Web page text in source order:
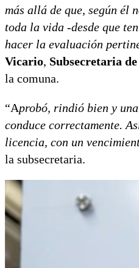
más allá de que, según él
toda la vida -desde que
hacer la evaluación
Vicario, Subsecretaria
la comuna.
“Aprobó, rindió bien y
conduce correctamente.
licencia, con un
la subsecretaria.